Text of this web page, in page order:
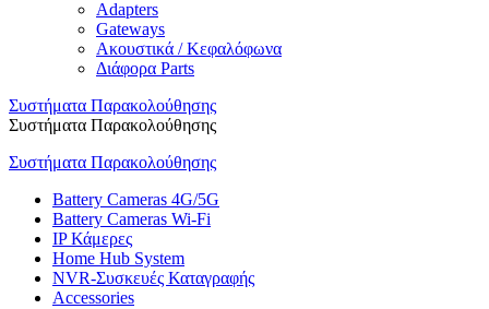
Adapters
Gateways
Ακουστικά / Κεφαλόφωνα
Διάφορα Parts
Συστήματα Παρακολούθησης
Συστήματα Παρακολούθησης
Συστήματα Παρακολούθησης
Battery Cameras 4G/5G
Battery Cameras Wi-Fi
IP Κάμερες
Home Hub System
NVR-Συσκευές Καταγραφής
Accessories